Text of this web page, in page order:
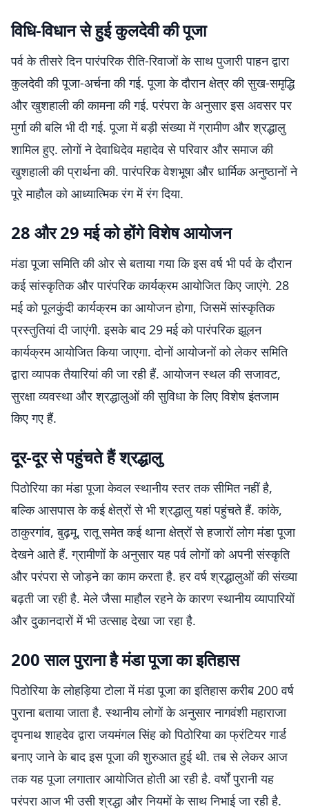
विधि-विधान से हुई कुलदेवी की पूजा
पर्व के तीसरे दिन पारंपरिक रीति-रिवाजों के साथ पुजारी पाहन द्वारा
कुलदेवी की पूजा-अर्चना की गई. पूजा के दौरान क्षेत्र की सुख-समृद्धि
और खुशहाली की कामना की गई. परंपरा के अनुसार इस अवसर पर
मुर्गा की बलि भी दी गई. पूजा में बड़ी संख्या में ग्रामीण और श्रद्धालु
शामिल हुए. लोगों ने देवाधिदेव महादेव से परिवार और समाज की
खुशहाली की प्रार्थना की. पारंपरिक वेशभूषा और धार्मिक अनुष्ठानों ने
पूरे माहौल को आध्यात्मिक रंग में रंग दिया.
28 और 29 मई को होंगे विशेष आयोजन
मंडा पूजा समिति की ओर से बताया गया कि इस वर्ष भी पर्व के दौरान
कई सांस्कृतिक और पारंपरिक कार्यक्रम आयोजित किए जाएंगे. 28
मई को पूलकुंदी कार्यक्रम का आयोजन होगा, जिसमें सांस्कृतिक
प्रस्तुतियां दी जाएंगी. इसके बाद 29 मई को पारंपरिक झूलन
कार्यक्रम आयोजित किया जाएगा. दोनों आयोजनों को लेकर समिति
द्वारा व्यापक तैयारियां की जा रही हैं. आयोजन स्थल की सजावट,
सुरक्षा व्यवस्था और श्रद्धालुओं की सुविधा के लिए विशेष इंतजाम
किए गए हैं.
दूर-दूर से पहुंचते हैं श्रद्धालु
पिठोरिया का मंडा पूजा केवल स्थानीय स्तर तक सीमित नहीं है,
बल्कि आसपास के कई क्षेत्रों से भी श्रद्धालु यहां पहुंचते हैं. कांके,
ठाकुरगांव, बुढ़मू, रातू समेत कई थाना क्षेत्रों से हजारों लोग मंडा पूजा
देखने आते हैं. ग्रामीणों के अनुसार यह पर्व लोगों को अपनी संस्कृति
और परंपरा से जोड़ने का काम करता है. हर वर्ष श्रद्धालुओं की संख्या
बढ़ती जा रही है. मेले जैसा माहौल रहने के कारण स्थानीय व्यापारियों
और दुकानदारों में भी उत्साह देखा जा रहा है.
200 साल पुराना है मंडा पूजा का इतिहास
पिठोरिया के लोहड़िया टोला में मंडा पूजा का इतिहास करीब 200 वर्ष
पुराना बताया जाता है. स्थानीय लोगों के अनुसार नागवंशी महाराजा
दृपनाथ शाहदेव द्वारा जयमंगल सिंह को पिठोरिया का फ्रंटियर गार्ड
बनाए जाने के बाद इस पूजा की शुरुआत हुई थी. तब से लेकर आज
तक यह पूजा लगातार आयोजित होती आ रही है. वर्षों पुरानी यह
परंपरा आज भी उसी श्रद्धा और नियमों के साथ निभाई जा रही है.